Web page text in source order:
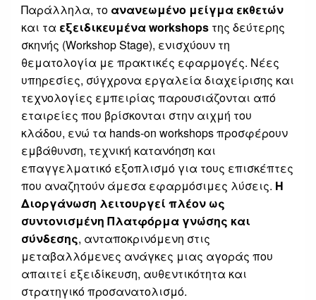
Παράλληλα, το ανανεωμένο μείγμα εκθετών
και τα εξειδικευμένα workshops της δεύτερης
σκηνής (Workshop Stage), ενισχύουν τη
θεματολογία με πρακτικές εφαρμογές. Νέες
υπηρεσίες, σύγχρονα εργαλεία διαχείρισης και
τεχνολογίες εμπειρίας παρουσιάζονται από
εταιρείες που βρίσκονται στην αιχμή του
κλάδου, ενώ τα hands-on workshops προσφέρουν
εμβάθυνση, τεχνική κατανόηση και
επαγγελματικό εξοπλισμό για τους επισκέπτες
που αναζητούν άμεσα εφαρμόσιμες λύσεις. Η
Διοργάνωση λειτουργεί πλέον ως
συντονισμένη Πλατφόρμα γνώσης και
σύνδεσης, ανταποκρινόμενη στις
μεταβαλλόμενες ανάγκες μιας αγοράς που
απαιτεί εξειδίκευση, αυθεντικότητα και
στρατηγικό προσανατολισμό.